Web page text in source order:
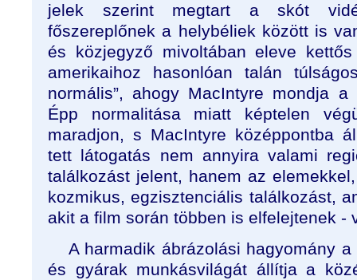
jelek szerint megtart a skót
főszereplőnek a helybéliek között is
és közjegyző mivoltában eleve
amerikaihoz hasonlóan talán
normális”, ahogy MacIntyre mondja
Épp normalitása miatt képtelen
maradjon, s MacIntyre középpontba
tett látogatás nem annyira valami
találkozást jelent, hanem az
kozmikus, egzisztenciális találkozást,
akit a film során többen is elfelejtenek -
A harmadik ábrázolási hagyomány
és gyárak munkásvilágát állítja a